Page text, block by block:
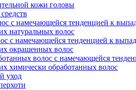
кожи головы
с намечающейся тенденцией к
натуральных волос
с намечающейся тенденцией к
окрашенных волос
волос с намечающейся
химически обработанных волос
уход